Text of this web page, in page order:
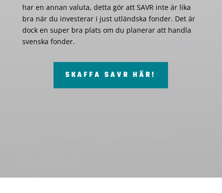
har en annan valuta, detta gör att SAVR inte är lika
bra när du investerar i just utländska fonder. Det är
dock en super bra plats om du planerar att handla
svenska fonder.
SKAFFA SAVR HÄR!